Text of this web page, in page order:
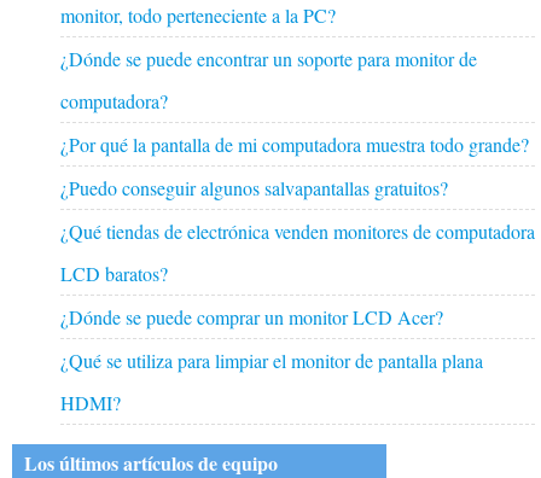
monitor, todo perteneciente a la PC?
¿Dónde se puede encontrar un soporte para monitor de
computadora?
¿Por qué la pantalla de mi computadora muestra todo grande?
¿Puedo conseguir algunos salvapantallas gratuitos?
¿Qué tiendas de electrónica venden monitores de computadora
LCD baratos?
¿Dónde se puede comprar un monitor LCD Acer?
¿Qué se utiliza para limpiar el monitor de pantalla plana
HDMI?
Los últimos artículos de equipo